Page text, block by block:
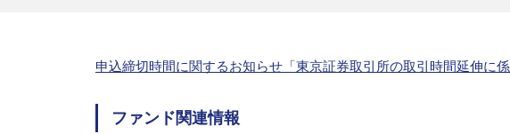
申込締切時間に関するお知らせ「東京証券取引所の取引時間延伸に
ファンド関連情報